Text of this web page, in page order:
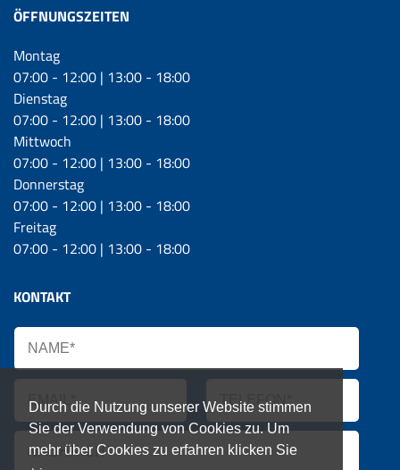
Durch die Nutzung unserer Website stimmen
Sie der Verwendung von Cookies zu. Um
mehr über Cookies zu erfahren klicken Sie
ÖFFNUNGSZEITEN
Montag
07:00 - 12:00 | 13:00 - 18:00
Dienstag
07:00 - 12:00 | 13:00 - 18:00
Mittwoch
07:00 - 12:00 | 13:00 - 18:00
Donnerstag
07:00 - 12:00 | 13:00 - 18:00
Freitag
07:00 - 12:00 | 13:00 - 18:00
KONTAKT